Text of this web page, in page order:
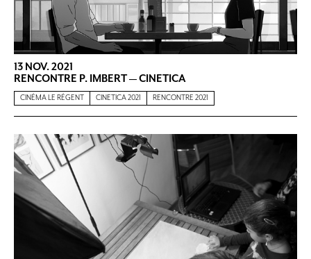
13 NOV. 2021
RENCONTRE P. IMBERT — CINETICA
CINÉMA LE RÉGENT CINETICA 2021 RENCONTRE 2021